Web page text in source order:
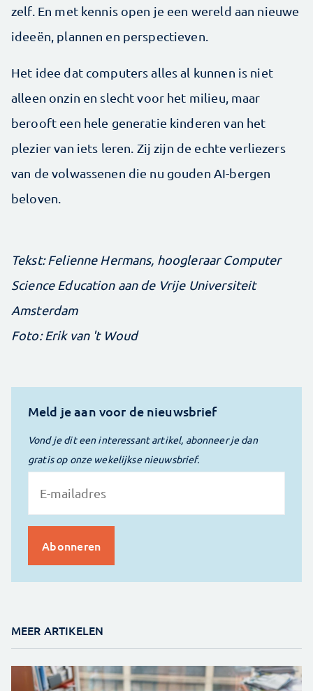
zelf. En met kennis open je een wereld aan nieuwe
ideeën, plannen en perspectieven.
Het idee dat computers alles al kunnen is niet
alleen onzin en slecht voor het milieu, maar
berooft een hele generatie kinderen van het
plezier van iets leren. Zij zijn de echte verliezers
van de volwassenen die nu gouden AI-bergen
beloven.
Tekst: Felienne ­Hermans, hoogleraar Computer
Science Education aan de Vrije Universiteit
Amsterdam
Foto: Erik van 't Woud
Meld je aan voor de nieuwsbrief
Vond je dit een interessant artikel, abonneer je dan
gratis op onze wekelijkse nieuwsbrief.
MEER ARTIKELEN